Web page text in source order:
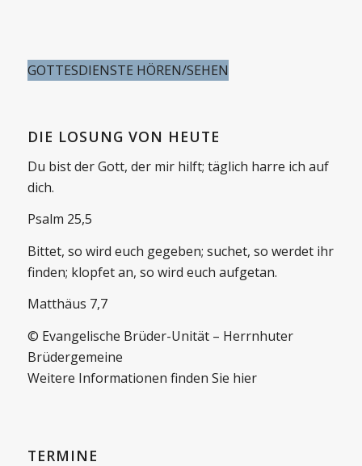
GOTTESDIENSTE HÖREN/SEHEN
DIE LOSUNG VON HEUTE
Du bist der Gott, der mir hilft; täglich harre ich auf
dich.
Psalm 25,5
Bittet, so wird euch gegeben; suchet, so werdet ihr
finden; klopfet an, so wird euch aufgetan.
Matthäus 7,7
© Evangelische Brüder-Unität – Herrnhuter
Brüdergemeine
Weitere Informationen finden Sie hier
TERMINE